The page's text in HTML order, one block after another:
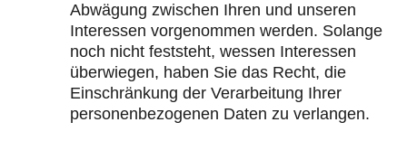
Abwägung zwischen Ihren und unseren
Interessen vorgenommen werden. Solange
noch nicht feststeht, wessen Interessen
überwiegen, haben Sie das Recht, die
Einschränkung der Verarbeitung Ihrer
personenbezogenen Daten zu verlangen.